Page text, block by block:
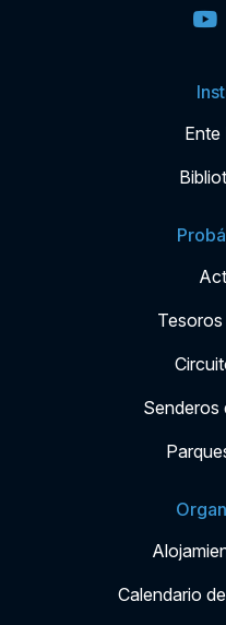
Ente
Senderos
Calendario